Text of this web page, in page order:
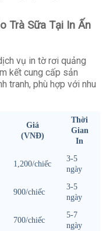
Trà Sữa Tại In Ấn
vụ in tờ rơi quảng
kết cung cấp sản
tranh, phù hợp với nhu
Giá
(VNĐ)
Thời
Gian
In
1,200/chiếc
3-5
ngày
900/chiếc
3-5
ngày
700/chiếc
5-7
ngày